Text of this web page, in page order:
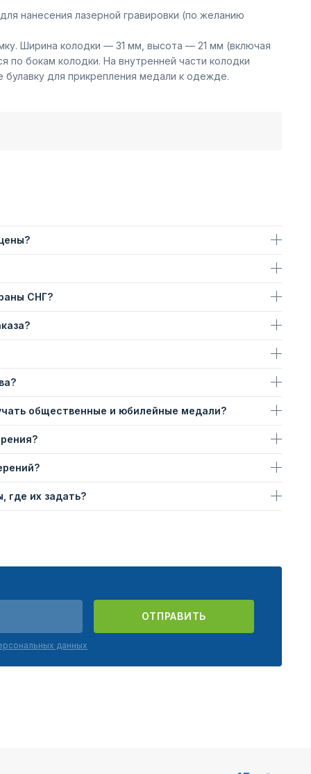
нанесения лазерной гравировки (по желанию
Ширина колодки — 31 мм, высота — 21 мм (включая
бокам колодки. На внутренней части колодки
булавку для прикрепления медали к одежде.
СНГ?
общественные и юбилейные медали?
где их задать?
ОТПРАВИТЬ
данных